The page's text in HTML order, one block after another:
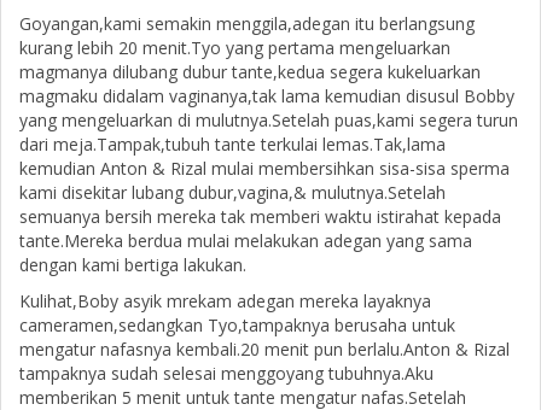
Goyangan,kami semakin menggila,adegan itu berlangsung
kurang lebih 20 menit.Tyo yang pertama mengeluarkan
magmanya dilubang dubur tante,kedua segera kukeluarkan
magmaku didalam vaginanya,tak lama kemudian disusul Bobby
yang mengeluarkan di mulutnya.Setelah puas,kami segera turun
dari meja.Tampak,tubuh tante terkulai lemas.Tak,lama
kemudian Anton & Rizal mulai membersihkan sisa-sisa sperma
kami disekitar lubang dubur,vagina,& mulutnya.Setelah
semuanya bersih mereka tak memberi waktu istirahat kepada
tante.Mereka berdua mulai melakukan adegan yang sama
dengan kami bertiga lakukan.
Kulihat,Boby asyik mrekam adegan mereka layaknya
cameramen,sedangkan Tyo,tampaknya berusaha untuk
mengatur nafasnya kembali.20 menit pun berlalu.Anton & Rizal
tampaknya sudah selesai menggoyang tubuhnya.Aku
memberikan 5 menit untuk tante mengatur nafas.Setelah